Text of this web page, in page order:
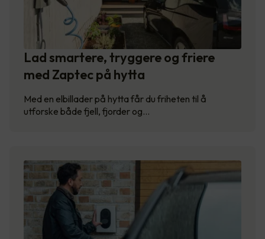
Lad smartere, tryggere og friere
med Zaptec på hytta
Med en elbillader på hytta får du friheten til å
utforske både fjell, fjorder og…